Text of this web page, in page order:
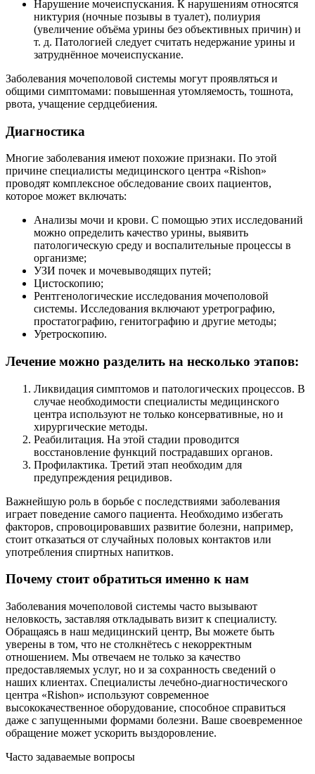
Нарушение мочеиспускания. К нарушениям относятся
никтурия (ночные позывы в туалет), полиурия
(увеличение объёма урины без объективных причин) и
т. д. Патологией следует считать недержание урины и
затруднённое мочеиспускание.
Заболевания мочеполовой системы могут проявляться и
общими симптомами: повышенная утомляемость, тошнота,
рвота, учащение сердцебиения.
Диагностика
Многие заболевания имеют похожие признаки. По этой
причине специалисты медицинского центра «Rishon»
проводят комплексное обследование своих пациентов,
которое может включать:
Анализы мочи и крови. С помощью этих исследований
можно определить качество урины, выявить
патологическую среду и воспалительные процессы в
организме;
УЗИ почек и мочевыводящих путей;
Цистоскопию;
Рентгенологические исследования мочеполовой
системы. Исследования включают уретрографию,
простатографию, генитографию и другие методы;
Уретроскопию.
Лечение можно разделить на несколько этапов:
Ликвидация симптомов и патологических процессов. В
случае необходимости специалисты медицинского
центра используют не только консервативные, но и
хирургические методы.
Реабилитация. На этой стадии проводится
восстановление функций пострадавших органов.
Профилактика. Третий этап необходим для
предупреждения рецидивов.
Важнейшую роль в борьбе с последствиями заболевания
играет поведение самого пациента. Необходимо избегать
факторов, спровоцировавших развитие болезни, например,
стоит отказаться от случайных половых контактов или
употребления спиртных напитков.
Почему стоит обратиться именно к нам
Заболевания мочеполовой системы часто вызывают
неловкость, заставляя откладывать визит к специалисту.
Обращаясь в наш медицинский центр, Вы можете быть
уверены в том, что не столкнётесь с некорректным
отношением. Мы отвечаем не только за качество
предоставляемых услуг, но и за сохранность сведений о
наших клиентах. Специалисты лечебно-диагностического
центра «Rishon» используют современное
высококачественное оборудование, способное справиться
даже с запущенными формами болезни. Ваше своевременное
обращение может ускорить выздоровление.
Часто задаваемые вопросы